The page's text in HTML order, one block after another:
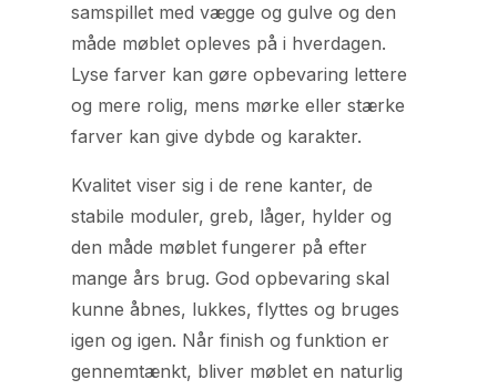
samspillet med vægge og gulve og den
måde møblet opleves på i hverdagen.
Lyse farver kan gøre opbevaring lettere
og mere rolig, mens mørke eller stærke
farver kan give dybde og karakter.
Kvalitet viser sig i de rene kanter, de
stabile moduler, greb, låger, hylder og
den måde møblet fungerer på efter
mange års brug. God opbevaring skal
kunne åbnes, lukkes, flyttes og bruges
igen og igen. Når finish og funktion er
gennemtænkt, bliver møblet en naturlig